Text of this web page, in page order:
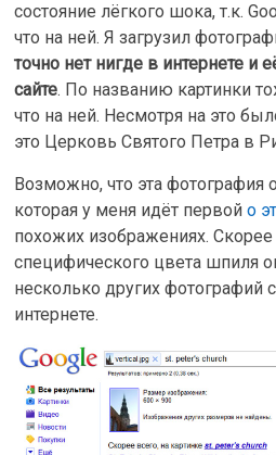
состояние лёгкого шока, т.к.
что на ней. Я загрузил
точно нет нигде в интернете и
сайте. По названию картинки
что на ней. Несмотря на это
это Церковь Святого Петра в
Возможно, что эта фотография
которая у меня идёт первойо
похожих изображениях. Скорее
специфического цвета шпиля
несколько других фотографий
интернете.